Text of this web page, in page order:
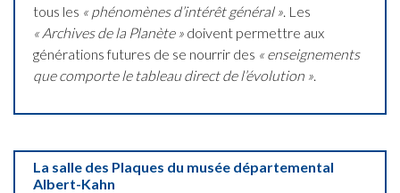
tous les « phénomènes d’intérêt général » . Les
« Archives de la Planète » doivent permettre aux
générations futures de se nourrir des « enseignements
que comporte le tableau direct de l’évolution »
La salle des Plaques du musée départemental
Albert-Kahn